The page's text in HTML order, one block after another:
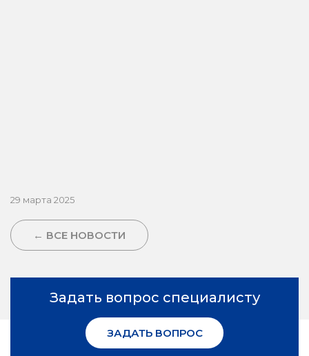
29 марта 2025
← ВСЕ НОВОСТИ
Задать вопрос специалисту
ЗАДАТЬ ВОПРОС